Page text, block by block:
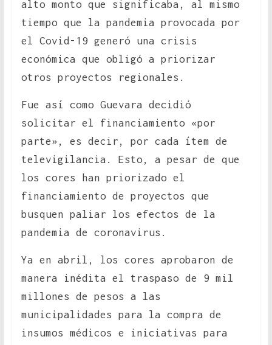
alto monto que significaba, al mismo
tiempo que la pandemia provocada por
el Covid-19 generó una crisis
económica que obligó a priorizar
otros proyectos regionales.
Fue así como Guevara decidió
solicitar el financiamiento «por
parte», es decir, por cada ítem de
televigilancia. Esto, a pesar de que
los cores han priorizado el
financiamiento de proyectos que
busquen paliar los efectos de la
pandemia de coronavirus.
Ya en abril, los cores aprobaron de
manera inédita el traspaso de 9 mil
millones de pesos a las
municipalidades para la compra de
insumos médicos e iniciativas para